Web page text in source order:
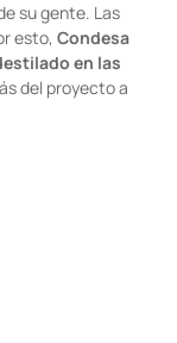
su gente. Las
esto, Condesa
en las
del proyecto a